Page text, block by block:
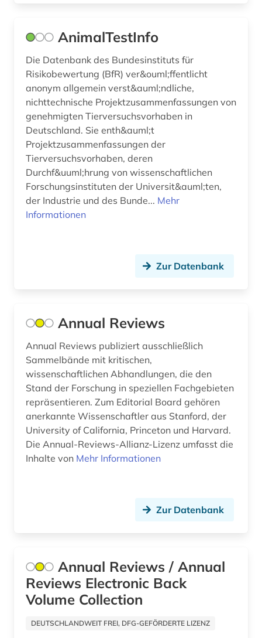
gebrauchsmuster (2)
gefahrstoff (5)
gefahrstoffe (1)
geisteswissenschaften (6)
genanalyse (1)
genetik (1)
genetische variabilität (1)
geographie (1)
geschichte (5)
geschützte topographien (1)
gesellschaft deutscher chemiker (1)
gesteinskunde (1)
gesundheit (2)
gesundheitsversorgung (1)
gesundheitswesen (3)
gewerblicher rechtsschutz (1)
glossar (1)
grenzflächen (1)
AnimalTestInfo
Die Datenbank des Bundesinstituts für
Risikobewertung (BfR) ver&ouml;ffentlicht
anonym allgemein verst&auml;ndliche,
nichttechnische Projektzusammenfassungen von
genehmigten Tierversuchsvorhaben in
Deutschland. Sie enth&auml;t
Projektzusammenfassungen der
Tierversuchsvorhaben, deren
Durchf&uuml;hrung von wissenschaftlichen
Forschungsinstituten der Universit&auml;ten,
der Industrie und des Bunde... Mehr
Informationen
Zur Datenbank
Annual Reviews
Annual Reviews publiziert ausschließlich
Sammelbände mit kritischen,
wissenschaftlichen Abhandlungen, die den
Stand der Forschung in speziellen Fachgebieten
repräsentieren. Zum Editorial Board gehören
anerkannte Wissenschaftler aus Stanford, der
University of California, Princeton und Harvard.
Die Annual-Reviews-Allianz-Lizenz umfasst die
Inhalte von Mehr Informationen
Zur Datenbank
Annual Reviews / Annual
Reviews Electronic Back
Volume Collection
DEUTSCHLANDWEIT FREI, DFG-GEFÖRDERTE LIZENZ